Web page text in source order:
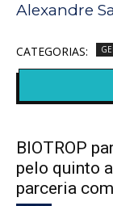
Alexandre
CATEGORIAS:
BIOTROP
pelo quinto
parceria